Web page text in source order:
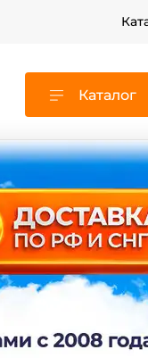
Каталог